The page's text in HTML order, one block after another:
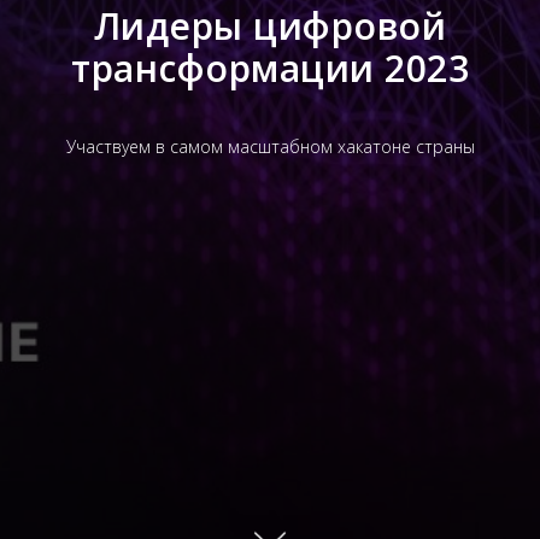
Лидеры цифровой
трансформации 2023
Участвуем в самом масштабном хакатоне страны